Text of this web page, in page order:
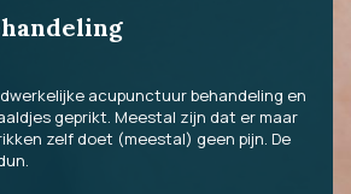
acupunctuur behandeling en
geprikt. Meestal zijn dat er maar
zelf doet (meestal) geen pijn. De